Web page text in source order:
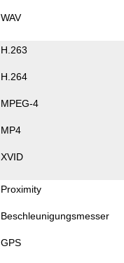
WAV
H.263
H.264
MPEG-4
MP4
XVID
Proximity
Beschleunigungsmesser
GPS